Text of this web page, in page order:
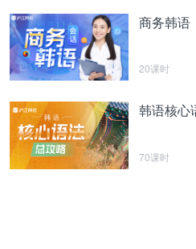
김재중: 사람이다. 군대는 전
들이 모이는 곳이다. 잘 섞이
들의 시선이 평범하진 않았
깨고 싶어서 오히려 오버를
었다. 진급을 할수록 후임들
는 후임에게도 계속 좋은 모
래도 그들은 나를 ‘좋은 선
金在中：是人。军队是全国
明星的偏见反而有点夸张
很多不看好我的人。越是
商务韩语
20课时
韩语核心
70课时